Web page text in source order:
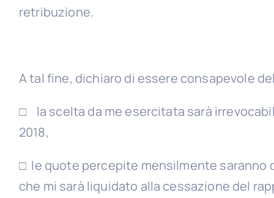
retribuzione.
A tal fine, dichiaro di essere consapevole
□ la scelta da me esercitata sarà
2018,
□ le quote percepite mensilmente saranno
che mi sarà liquidato alla cessazione del